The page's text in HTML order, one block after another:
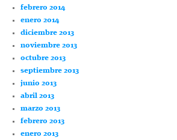
febrero 2014
enero 2014
diciembre 2013
noviembre 2013
octubre 2013
septiembre 2013
junio 2013
abril 2013
marzo 2013
febrero 2013
enero 2013